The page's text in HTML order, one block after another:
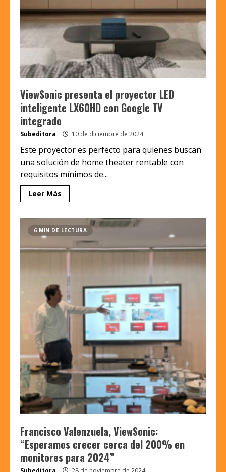
ViewSonic presenta el proyector LED
inteligente LX60HD con Google TV
integrado
Subeditora 10 de diciembre de 2024
Este proyector es perfecto para quienes buscan
una solución de home theater rentable con
requisitos mínimos de...
Leer Más
6 MIN DE LECTURA
Francisco Valenzuela, ViewSonic:
“Esperamos crecer cerca del 200% en
monitores para 2024”